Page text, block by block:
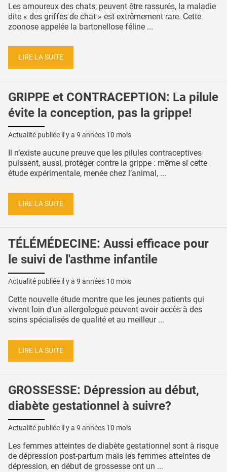
Les amoureux des chats, peuvent être rassurés, la maladie
dite « des griffes de chat » est extrêmement rare. Cette
zoonose appelée la bartonellose féline ...
LIRE LA SUITE
GRIPPE et CONTRACEPTION: La pilule
évite la conception, pas la grippe!
Actualité publiée il y a 9 années 10 mois
Il n’existe aucune preuve que les pilules contraceptives
puissent, aussi, protéger contre la grippe : même si cette
étude expérimentale, menée chez l’animal, ...
LIRE LA SUITE
TÉLÉMÉDECINE: Aussi efficace pour
le suivi de l'asthme infantile
Actualité publiée il y a 9 années 10 mois
Cette nouvelle étude montre que les jeunes patients qui
vivent loin d’un allergologue peuvent avoir accès à des
soins spécialisés de qualité et au meilleur ...
LIRE LA SUITE
GROSSESSE: Dépression au début,
diabète gestationnel à suivre?
Actualité publiée il y a 9 années 10 mois
Les femmes atteintes de diabète gestationnel sont à risque
de dépression post-partum mais les femmes atteintes de
dépression, en début de grossesse ont un ...